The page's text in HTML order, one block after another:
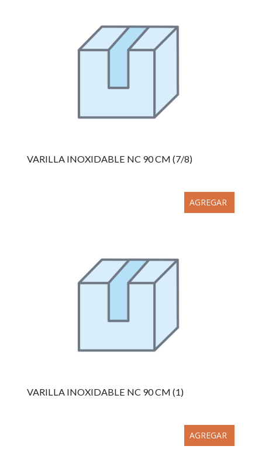
VARILLA INOXIDABLE NC 90 CM (7/8)
AGREGAR
VARILLA INOXIDABLE NC 90 CM (1)
AGREGAR